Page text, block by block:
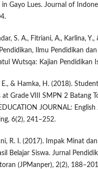
in Gayo Lues. Journal of
S. A., Fitriani, A., Karlina, Y.,
Ilmu Pendidikan
Wutsqa: Kajian Pendidikan
E., & Hamka, H. (2018).
Grade VIII SMPN 2 Batang
JOURNAL:
6(2), 241–252.
R. I. (2017). Impak Minat
Belajar Siswa. Jurnal
(JPManper), 2(2),